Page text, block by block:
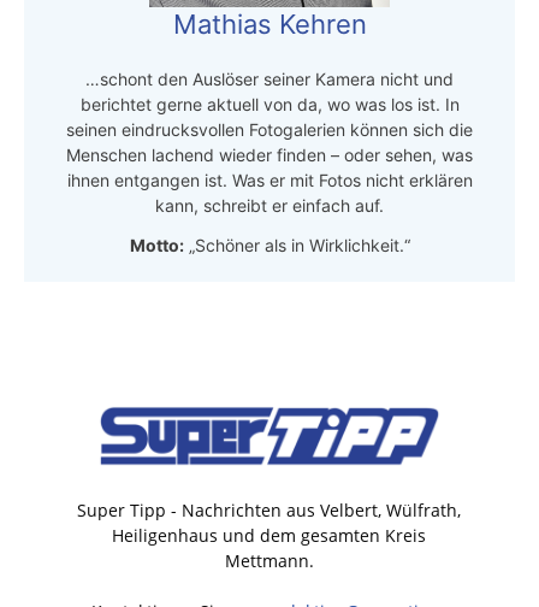
Mathias Kehren
…schont den Auslöser seiner Kamera nicht und
berichtet gerne aktuell von da, wo was los ist. In
seinen eindrucksvollen Fotogalerien können sich die
Menschen lachend wieder finden – oder sehen, was
ihnen entgangen ist. Was er mit Fotos nicht erklären
kann, schreibt er einfach auf.
Motto:„Schöner als in Wirklichkeit.“
Super Tipp - Nachrichten aus Velbert, Wülfrath,
Heiligenhaus und dem gesamten Kreis
Mettmann.